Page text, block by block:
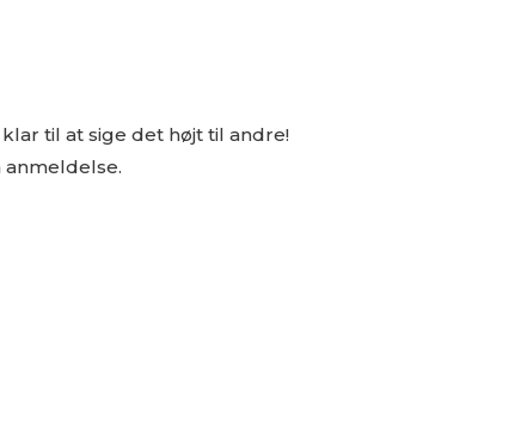
til at sige det højt til andre!